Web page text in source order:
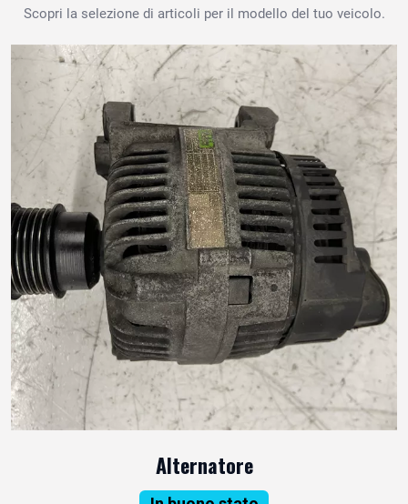
Scopri la selezione di articoli per il modello del tuo veicolo.
Alternatore